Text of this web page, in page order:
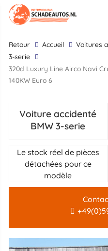
retour Accueil Voitures
3-serie
320d Luxury Line Airco Navi Cruise 360° Schuifdak LED
140KW Euro 6
Voiture accidenté
BMW 3-serie
Le stock réel de pièces
détachées pour ce
modèle